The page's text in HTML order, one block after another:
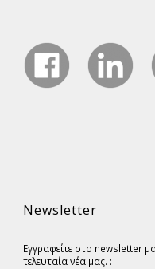
Newsletter
Εγγραφείτε στο newsletter
τελευταία νέα μας. :